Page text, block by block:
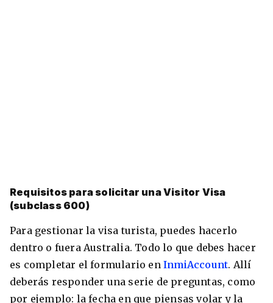
Requisitos para solicitar una Visitor Visa
(subclass 600)
Para gestionar la visa turista, puedes hacerlo
dentro o fuera Australia. Todo lo que debes hacer
es completar el formulario en InmiAccount. Allí
deberás responder una serie de preguntas, como
por ejemplo: la fecha en que piensas volar y la